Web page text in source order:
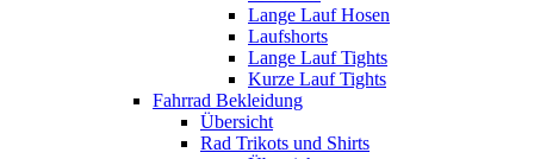
Lange Lauf Hosen
Laufshorts
Lange Lauf Tights
Kurze Lauf Tights
Fahrrad Bekleidung
Übersicht
Rad Trikots und Shirts